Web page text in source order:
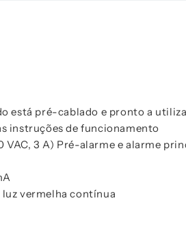
está pré-cablado e pronto a
instruções de funcionamento
VAC, 3 A) Pré-alarme e alarme
luz vermelha contínua